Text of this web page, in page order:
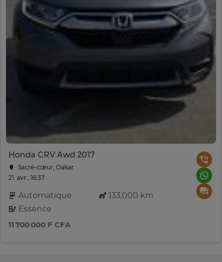
Honda CRV Awd 2017
Sacré-cœur, Dakar
21. avr., 16:37
Automatique
133,000 km
Essence
11 700 000 F CFA